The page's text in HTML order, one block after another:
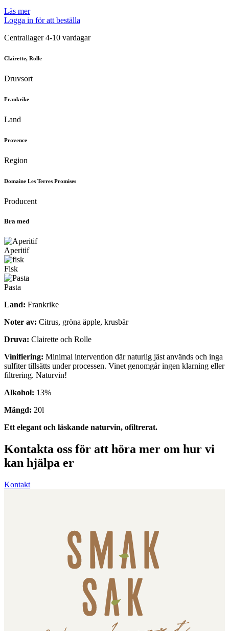
Läs mer
Logga in för att beställa
Centrallager 4-10 vardagar
Clairette, Rolle
Druvsort
Frankrike
Land
Provence
Region
Domaine Les Terres Promises
Producent
Bra med
Aperitif
Fisk
Pasta
Land: Frankrike
Noter av: Citrus, gröna äpple, krusbär
Druva: Clairette och Rolle
Vinifiering: Minimal intervention där naturlig jäst används och inga
sulfiter tillsätts under processen. Vinet genomgår ingen klarning eller
filtrering. Naturvin!
Alkohol: 13%
Mängd: 20l
Ett elegant och läskande naturvin, ofiltrerat.
Kontakta oss för att höra mer om hur vi
kan hjälpa er
Kontakt